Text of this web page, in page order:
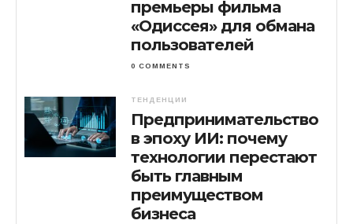
премьеры фильма
«Одиссея» для обмана
пользователей
0 COMMENTS
ТЕНДЕНЦИИ
Предпринимательство
в эпоху ИИ: почему
технологии перестают
быть главным
преимуществом
бизнеса